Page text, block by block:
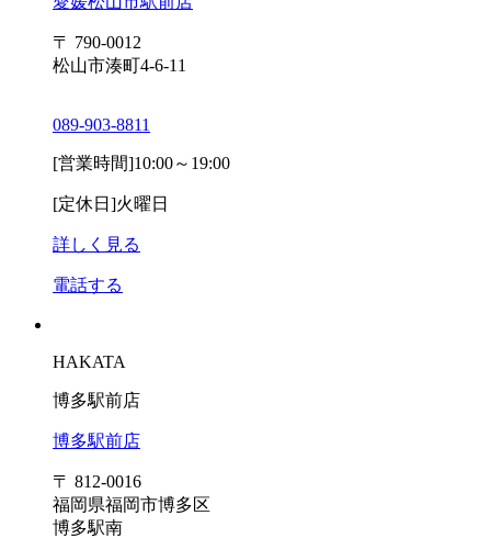
〒 790-0012
松山市湊町4-6-11
089-903-8811
[営業時間]10:00～19:00
[定休日]火曜日
詳しく見る
電話する
HAKATA
博多駅前店
博多駅前店
〒 812-0016
福岡県福岡市博多区
博多駅南